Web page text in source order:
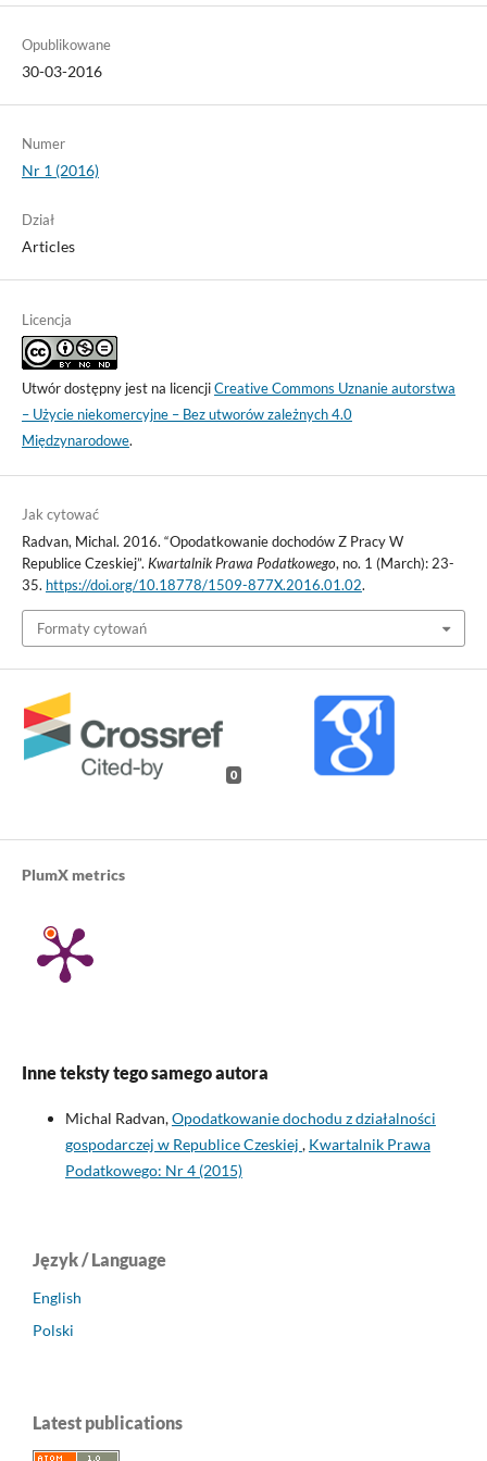
Opublikowane
30-03-2016
Numer
Nr 1 (2016)
Dział
Articles
Licencja
Utwór dostępny jest na licencjiCreative Commons Uznanie autorstwa
– Użycie niekomercyjne – Bez utworów zależnych 4.0
Międzynarodowe.
Jak cytować
Radvan, Michal. 2016. “Opodatkowanie dochodów Z Pracy W
Republice Czeskiej”. Kwartalnik Prawa Podatkowego, no. 1 (March): 23-
35. https://doi.org/10.18778/1509-877X.2016.01.02.
Formaty cytowań
0
PlumX metrics
Inne teksty tego samego autora
Michal Radvan,Opodatkowanie dochodu z działalności
gospodarczej w Republice Czeskiej , Kwartalnik Prawa
Podatkowego: Nr 4 (2015)
Język / Language
English
Polski
Latest publications